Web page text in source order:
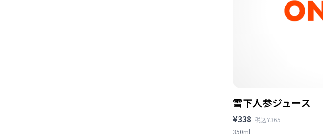
雪下人参ジュース
¥338 税込¥365
350ml